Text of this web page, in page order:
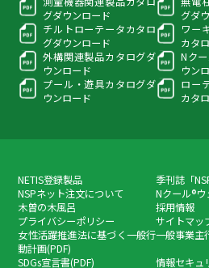
グダウンロード
グダ
チルトローテータカタロ
グダウンロード
ワー
カタ
外構関連製品カタログダ
ウンロード
Nク
ウン
プール・遊具カタログダ
ウンロード
ロー
カタ
NETIS登録製品
季刊誌「
NSPネット注文について
Nクール®ウ
木曽の木風呂
採用情報
プライバシーポリシー
サイトマッ
女性活躍推進法に基づく一般行
動計画(PDF)
一般事業主
SDGs宣言書(PDF)
情報セキュ